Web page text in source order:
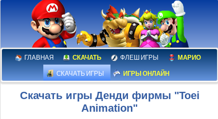
ГЛАВНАЯ СКАЧАТЬ ФЛЕШ ИГРЫ МАРИО
СКАЧАТЬ ИГРЫ ИГРЫ ОНЛАЙН
Скачать игры Денди фирмы "Toei
Animation"